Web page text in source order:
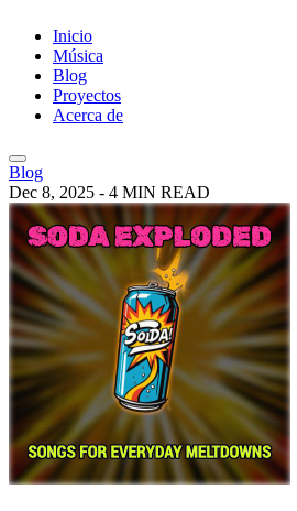
Inicio
Música
Blog
Proyectos
Acerca de
Blog
Dec 8, 2025 - 4 MIN READ